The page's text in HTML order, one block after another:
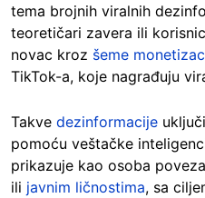
tema brojnih viralnih
teoretičari zavera ili
novac kroz šeme
TikTok-a, koje nagrađuju
Takve dezinformacije
pomoću veštačke
prikazuje kao osoba
ili javnim ličnostima, sa